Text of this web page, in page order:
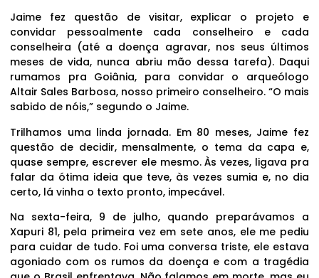
Jaime fez questão de visitar, explicar o projeto e
convidar pessoalmente cada conselheiro e cada
conselheira (até a doença agravar, nos seus últimos
meses de vida, nunca abriu mão dessa tarefa). Daqui
rumamos pra Goiânia, para convidar o arqueólogo
Altair Sales Barbosa, nosso primeiro conselheiro. “O mais
sabido de nóis,” segundo o Jaime.
Trilhamos uma linda jornada. Em 80 meses, Jaime fez
questão de decidir, mensalmente, o tema da capa e,
quase sempre, escrever ele mesmo. Às vezes, ligava pra
falar da ótima ideia que teve, às vezes sumia e, no dia
certo, lá vinha o texto pronto, impecável.
Na sexta-feira, 9 de julho, quando preparávamos a
Xapuri 81, pela primeira vez em sete anos, ele me pediu
para cuidar de tudo. Foi uma conversa triste, ele estava
agoniado com os rumos da doença e com a tragédia